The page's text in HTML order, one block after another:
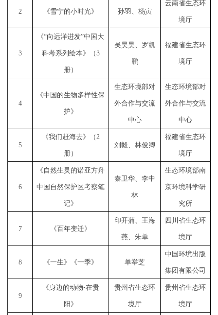
2 《雪宁的小时光》 孙羽、杨寅
云南省生态环
境厅
3
《“向远洋进发”中国大
科考系列绘本》（3
册）
吴昊昊、罗凯
鹏
福建省生态环
境厅
4
《中国的生物多样性保
护》
生态环境部对
外合作与交流
中心
生态环境部对
外合作与交流
中心
5
《我们赶海去》（2
册）
刘毅、林俊卿
福建省生态环
境厅
6
《自然生灵的诺亚方舟
中国自然保护区考察笔
记》
秦卫华、李中
林
生态环境部南
京环境科学研
究所
7 《百年变迁》
印开蒲、王海
燕、朱单
四川省生态环
境厅
8 《一生》《一季》 单举芝
中国环境出版
集团有限公司
9
《身边的动物•在贵
阳》
贵州省生态环
境厅
贵州省生态环
境厅